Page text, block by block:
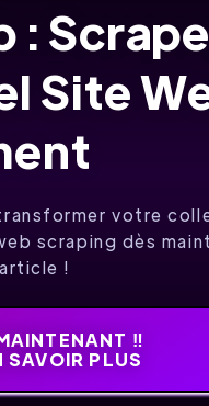
:
Site
votre
scraping dès
!
‼️
SAVOIR PLUS